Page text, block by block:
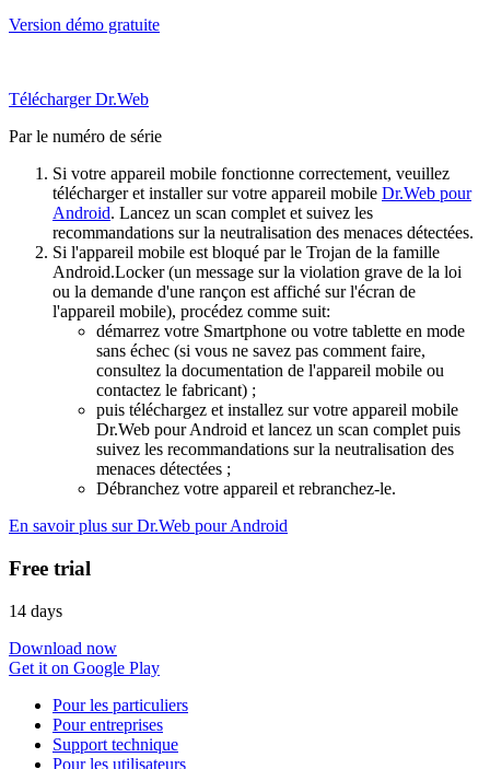
Version démo gratuite
Télécharger Dr.Web
Par le numéro de série
Si votre appareil mobile fonctionne correctement, veuillez
télécharger et installer sur votre appareil mobile Dr.Web pour
Android. Lancez un scan complet et suivez les
recommandations sur la neutralisation des menaces détectées.
Si l'appareil mobile est bloqué par le Trojan de la famille
Android.Locker (un message sur la violation grave de la loi
ou la demande d'une rançon est affiché sur l'écran de
l'appareil mobile), procédez comme suit:
démarrez votre Smartphone ou votre tablette en mode
sans échec (si vous ne savez pas comment faire,
consultez la documentation de l'appareil mobile ou
contactez le fabricant) ;
puis téléchargez et installez sur votre appareil mobile
Dr.Web pour Android et lancez un scan complet puis
suivez les recommandations sur la neutralisation des
menaces détectées ;
Débranchez votre appareil et rebranchez-le.
En savoir plus sur Dr.Web pour Android
Free trial
14 days
Download now
Get it on Google Play
Pour les particuliers
Pour entreprises
Support technique
Pour les utilisateurs